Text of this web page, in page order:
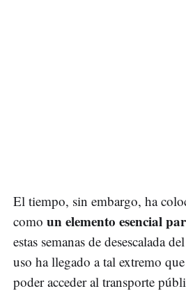
El tiempo, sin embargo, ha
como un elemento esencial
estas semanas de desescalada
uso ha llegado a tal extremo
poder acceder al transporte